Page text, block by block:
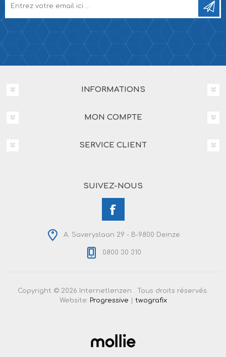
INFORMATIONS
MON COMPTE
SERVICE CLIENT
SUIVEZ-NOUS
A. Saveryslaan 29 - B-9800 Deinze
0800 30 310
Copyright © 2026 Internetlenzen . Tous droits réservés.
Website: Progressive twografix